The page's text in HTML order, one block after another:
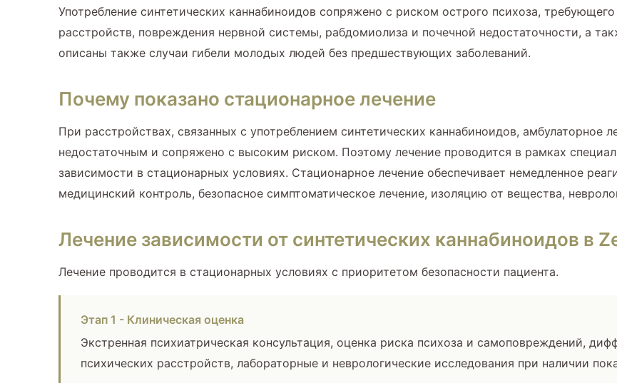
Употребление синтетических каннабиноидов сопряжено с риском острого психоза,
расстройств, повреждения нервной системы, рабдомиолиза и почечной недостаточности, а
описаны также случаи гибели молодых людей без предшествующих заболеваний.
Почему показано стационарное лечение
При расстройствах, связанных с употреблением синтетических каннабиноидов, амбулаторное
недостаточным и сопряжено с высоким риском. Поэтому лечение проводится в рамках
зависимости в стационарных условиях. Стационарное лечение обеспечивает немедленное
медицинский контроль, безопасное симптоматическое лечение, изоляцию от вещества,
Лечение зависимости от синтетических каннабиноидов в
Лечение проводится в стационарных условиях с приоритетом безопасности пациента.
Этап 1 - Клиническая оценка
Экстренная психиатрическая консультация, оценка риска психоза и самоповреждений,
психических расстройств, лабораторные и неврологические исследования при наличии